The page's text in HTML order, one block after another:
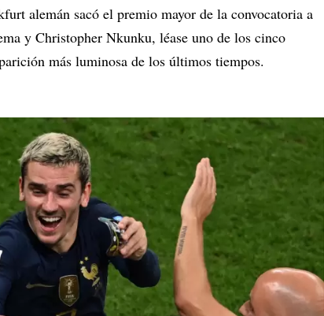
alemán sacó el premio mayor de la convocatoria a
y Christopher Nkunku, léase uno de los cinco
más luminosa de los últimos tiempos.